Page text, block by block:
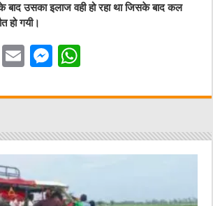
बाद उसका इलाज वही हो रहा था जिसके बाद कल
हो गयी।
W E
ai
M
ss
n
er
at
A
p